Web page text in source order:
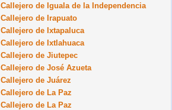
Callejero de Iguala de la Independencia
Callejero de Irapuato
Callejero de Ixtapaluca
Callejero de Ixtlahuaca
Callejero de Jiutepec
Callejero de José Azueta
Callejero de Juárez
Callejero de La Paz
Callejero de La Paz